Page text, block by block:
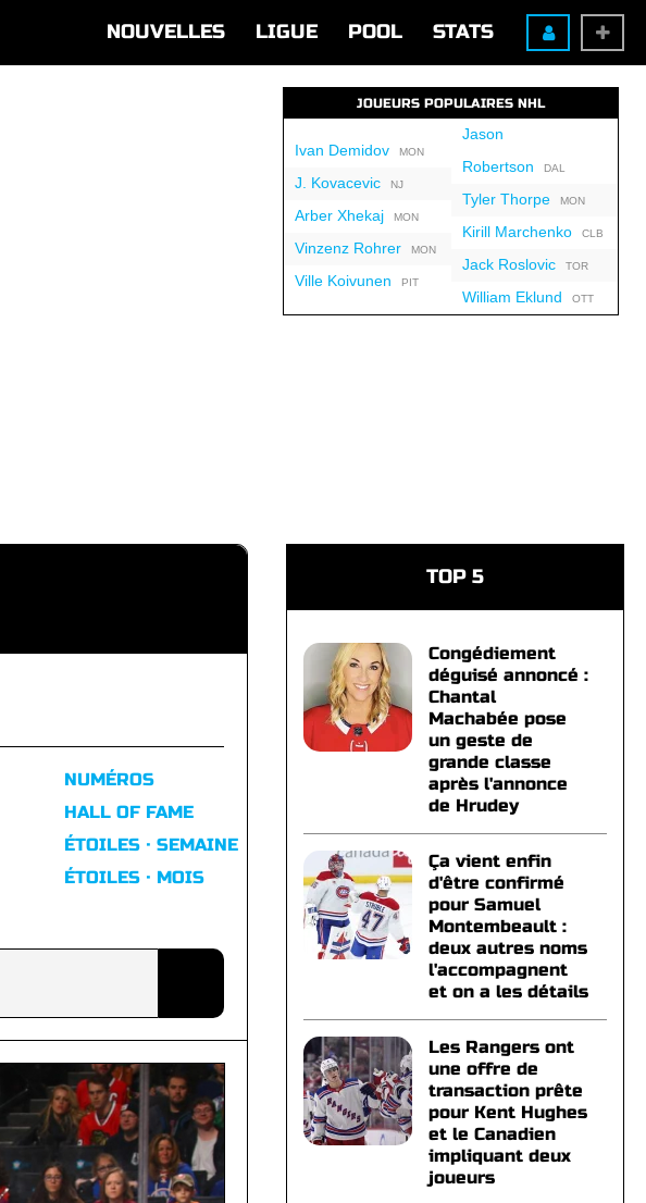
NOUVELLES LIGUE POOL STATS
JOUEURS POPULAIRES NHL
Ivan DemidovMON
J. KovacevicNJ
Arber XhekajMON
Vinzenz RohrerMON
Ville Koivunen PIT
Jason
Robertson DAL
Tyler ThorpeMON
Kirill MarchenkoCLB
Jack RoslovicTOR
William Eklund OTT
NUMÉROS
HALL OF FAME
ÉTOILES · SEMAINE
ÉTOILES · MOIS
TOP 5
Congédiement
déguisé annoncé :
Chantal
Machabée pose
un geste de
grande classe
après l'annonce
de Hrudey
Ça vient enfin
d'être confirmé
pour Samuel
Montembeault :
deux autres noms
l'accompagnent
et on a les détails
Les Rangers ont
une offre de
transaction prête
pour Kent Hughes
et le Canadien
impliquant deux
joueurs